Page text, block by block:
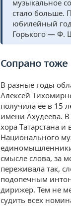
музыкальное
стало больше.
юбилейный
Горького — Ф.
Сопрано тоже
В разные годы
Алексей
получила ее в 15
имени Ахудеева.
хора Татарстана
Национального
смысле слова, за
переживала так,
подопечным
дирижер. Тем не
судить всех